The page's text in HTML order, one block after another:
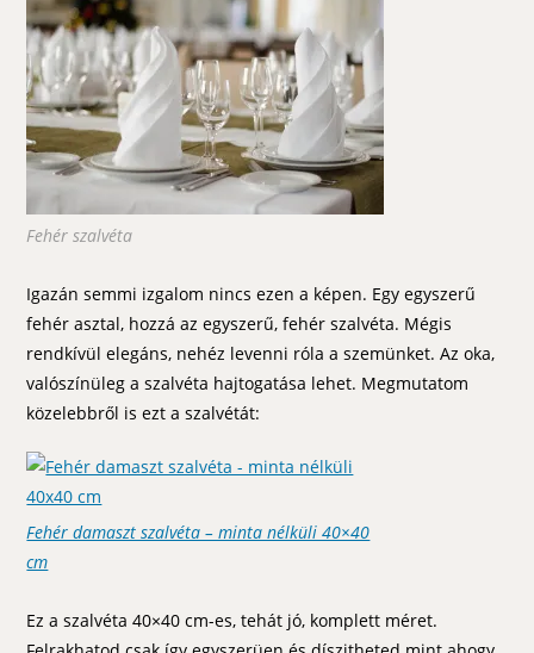
Fehér szalvéta
Igazán semmi izgalom nincs ezen a képen. Egy egyszerű
fehér asztal, hozzá az egyszerű, fehér szalvéta. Mégis
rendkívül elegáns, nehéz levenni róla a szemünket. Az oka,
valószínüleg a szalvéta hajtogatása lehet. Megmutatom
közelebbről is ezt a szalvétát:
Fehér damaszt szalvéta – minta nélküli 40×40
cm
Ez a szalvéta 40×40 cm-es, tehát jó, komplett méret.